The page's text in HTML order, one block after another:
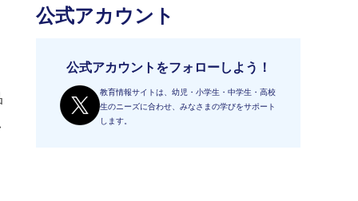
公式アカウント
公式アカウントをフォローしよう！
教育情報サイトは、幼児・小学生・中学生・高校
生のニーズに合わせ、みなさまの学びをサポート
します。